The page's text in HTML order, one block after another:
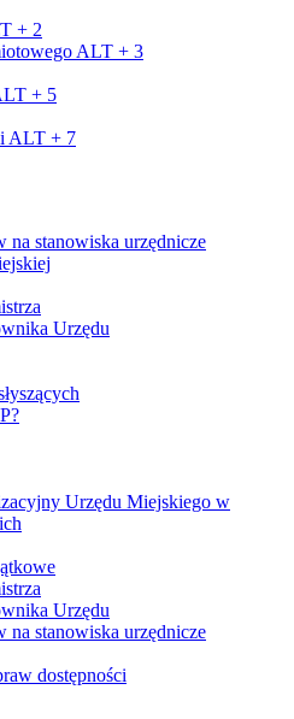
+ 2
ALT + 3
+ 5
ALT + 7
na stanowiska urzędnicze
Urzędu
Urzędu Miejskiego w
Urzędu
na stanowiska urzędnicze
dostępności